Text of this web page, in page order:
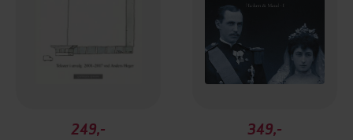
249,-
349,-